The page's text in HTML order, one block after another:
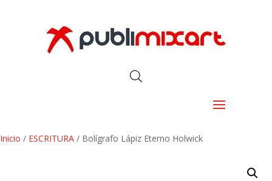
Inicio / ESCRITURA / Bolígrafo Lápiz Eterno Holwick